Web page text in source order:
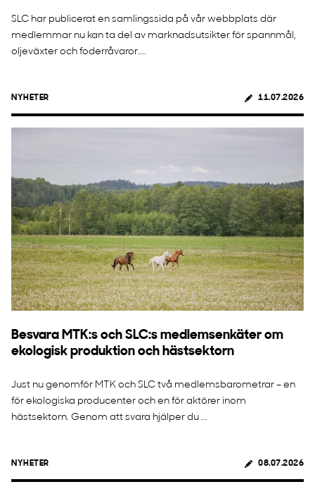
SLC har publicerat en samlingssida på vår webbplats där
medlemmar nu kan ta del av marknadsutsikter för spannmål,
oljeväxter och foderråvaror....
NYHETER 11.07.2026
Besvara MTK:s och SLC:s medlemsenkäter om
ekologisk produktion och hästsektorn
Just nu genomför MTK och SLC två medlemsbarometrar – en
för ekologiska producenter och en för aktörer inom
hästsektorn. Genom att svara hjälper du ...
NYHETER 08.07.2026